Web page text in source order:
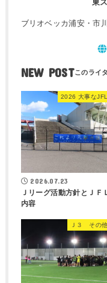
東
ブリオベッカ浦安・市
NEW POST
2026 大事な
2026.07.23
Ｊリーグ活動方針とＪＦ
内容
Ｊ３ その他